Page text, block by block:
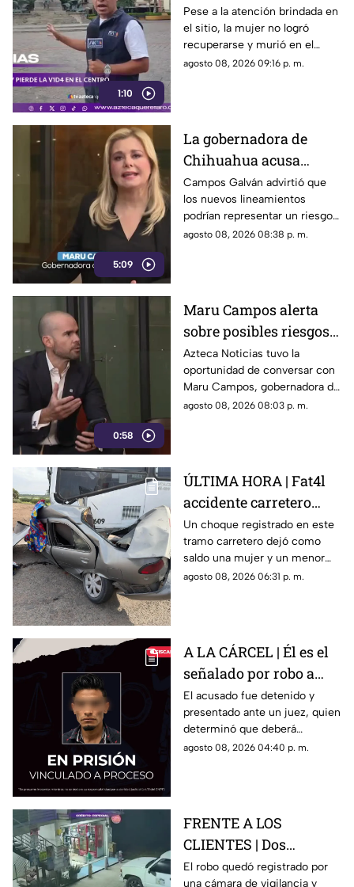
1:10
caminaba por el Centro
de Querétaro
Pese a la atención brindada en
el sitio, la mujer no logró
recuperarse y murió en el
lugar.
agosto 08, 2026 09:16 p. m.
5:09
La gobernadora de
Chihuahua acusa
posible censura
impulsada desde el
Gobierno Federal
Campos Galván advirtió que
los nuevos lineamientos
podrían representar un riesgo
para la libertad de expresión
agosto 08, 2026 08:38 p. m.
0:58
Maru Campos alerta
sobre posibles riesgos
para la libertad de
expresión
Azteca Noticias tuvo la
oportunidad de conversar con
Maru Campos, gobernadora de
Chihuahua, quien habló sobre
para la libertad de expresión
agosto 08, 2026 08:03 p. m.
ÚLTIMA HORA | Fat4l
accidente carretero
deja una mujer y un
niño mu3rtos en San
Juan del Río
Un choque registrado en este
tramo carretero dejó como
saldo una mujer y un menor
sin vida, además de una
agosto 08, 2026 06:31 p. m.
A LA CÁRCEL | Él es el
señalado por robo a
una casa en Santa Rosa
Jáuregui
El acusado fue detenido y
presentado ante un juez, quien
determinó que deberá
permanecer en prisión
agosto 08, 2026 04:40 p. m.
FRENTE A LOS
CLIENTES | Dos
hombres enc4ñonan a
El robo quedó registrado por
una cámara de vigilancia y